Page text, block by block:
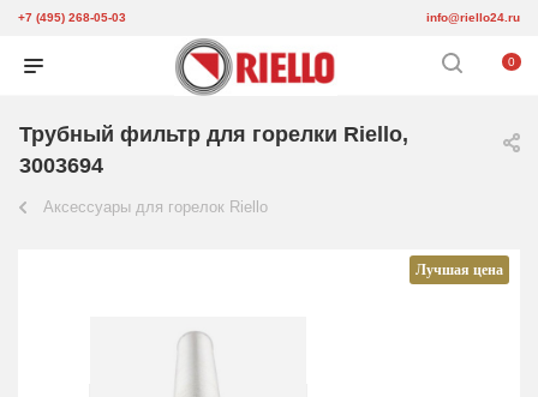
+7 (495) 268-05-03 info@riello24.ru
0
Трубный фильтр для горелки Riello,
3003694
Аксессуары для горелок Riello
Лучшая цена